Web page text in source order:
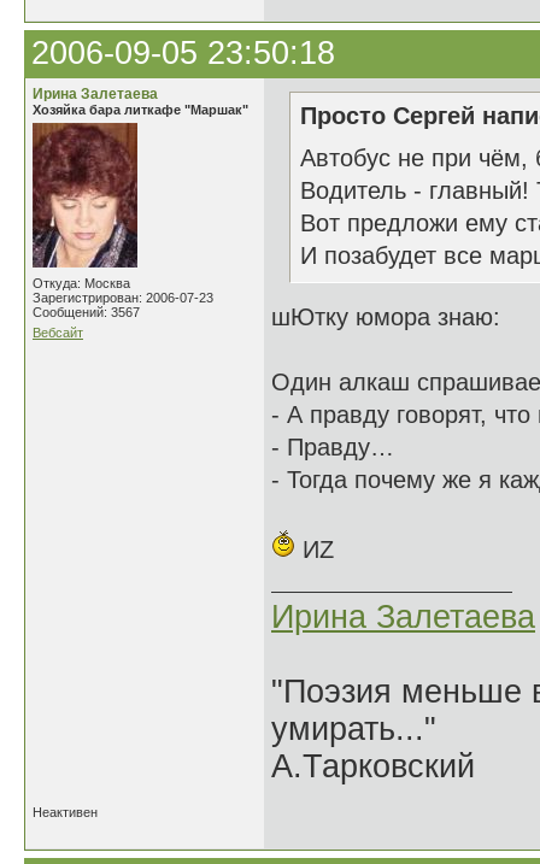
2006-09-05 23:50:18
Ирина Залетаева
Хозяйка бара литкафе "Маршак"
Откуда: Москва
Зарегистрирован: 2006-07-23
Сообщений: 3567
Вебсайт
Просто Сергей
Автобус не при чём,
Водитель - главный!
Вот предложи ему
И позабудет все
шЮтку юмора знаю:
Один алкаш
- А правду говорят,
- Правду…
- Тогда почему же я
ИZ
Ирина Залетаева
"Поэзия меньше
умирать..."
А.Тарковский
Неактивен